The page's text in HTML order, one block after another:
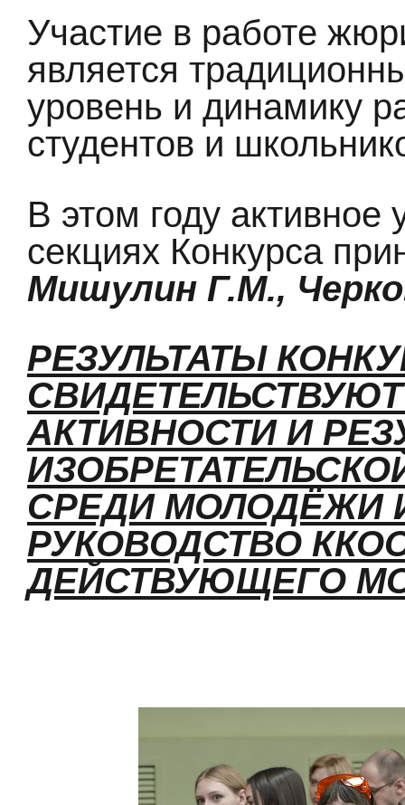
Участие в работе
является
уровень и динамику
студентов и
В этом году активное
секциях Конкурса
Мишулин Г.М.,
РЕЗУЛЬТАТЫ
АКТИВНОСТИ И
СРЕДИ МОЛОДЁЖИ
РУКОВОДСТВО
ДЕЙСТВУЮЩЕГО